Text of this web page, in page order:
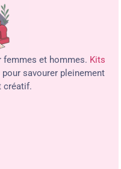
femmes et hommes. Kits
savourer pleinement
créatif.